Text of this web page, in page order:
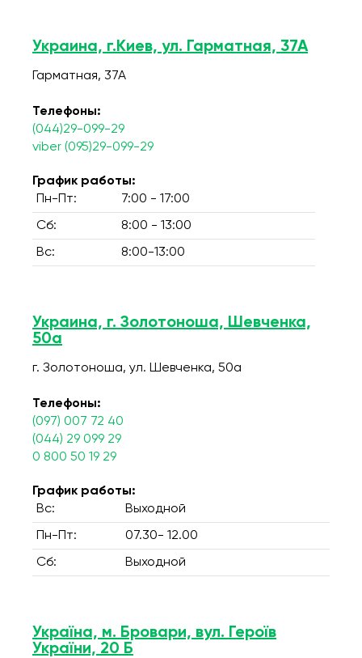
Украина, г.Киев, ул. Гарматная, 37А
Гарматная, 37А
Телефоны:
(044)29-099-29
viber (095)29-099-29
График работы:
Пн-Пт:
7:00 - 17:00
Сб: 8:00 - 13:00
Вс: 8:00-13:00
Украина, г. Золотоноша, Шевченка,
50а
г. Золотоноша, ул. Шевченка, 50а
Телефоны:
(097) 007 72 40
(044) 29 099 29
0 800 50 19 29
График работы:
Вс:
Выходной
Пн-Пт: 07.30- 12.00
Сб: Выходной
Україна, м. Бровари, вул. Героїв
України, 20 Б